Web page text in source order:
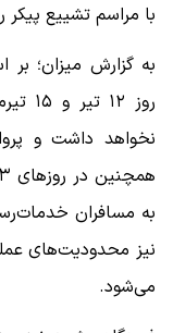
با مراسم تشییع پیکر
به گزارش میزان؛ بر
روز
نخواهد داشت و
نیز محدودیت‌های
می‌شود.